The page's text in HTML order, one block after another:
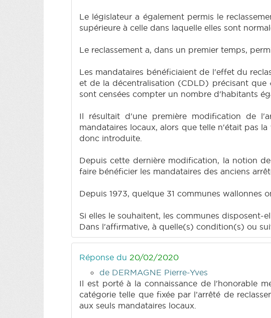
Le législateur a également permis le
supérieure à celle dans laquelle elles sont
Le reclassement a, dans un premier temps,
Les mandataires bénéficiaient de l'effet du
et de la décentralisation (CDLD) précisant que
sont censées compter un nombre d'habitants
Il résultait d'une première modification de
mandataires locaux, alors que telle n'était pas
donc introduite.
Depuis cette dernière modification, la notion
faire bénéficier les mandataires des anciens
Depuis 1973, quelque 31 communes wallonnes
Si elles le souhaitent, les communes disposent-
Dans l'affirmative, à quelle(s) condition(s) ou
Réponse du 20/02/2020
de DERMAGNE Pierre-Yves
Il est porté à la connaissance de l'honorable
catégorie telle que fixée par l’arrêté de
aux seuls mandataires locaux.